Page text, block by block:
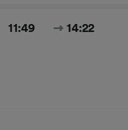
11:49 14:22